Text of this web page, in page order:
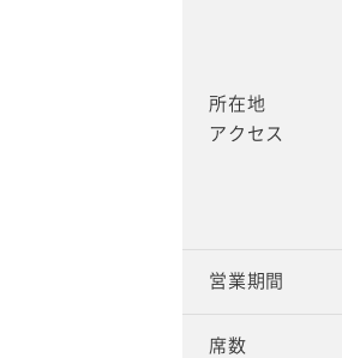
所在地
アクセス
営業期間
席数